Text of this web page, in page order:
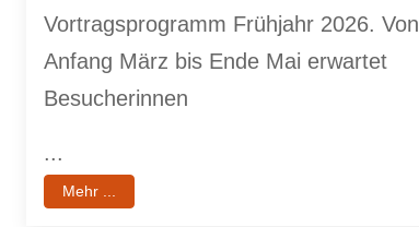
Vortragsprogramm Frühjahr 2026. Von
Anfang März bis Ende Mai erwartet
Besucherinnen
...
Mehr ...